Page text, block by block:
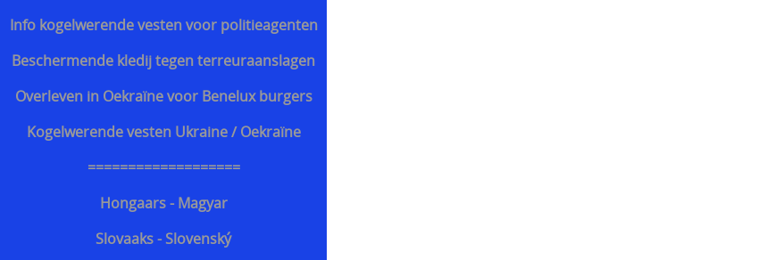
Info kogelwerende vesten voor politieagenten
Beschermende kledij tegen terreuraanslagen
Overleven in Oekraïne voor Benelux burgers
Kogelwerende vesten Ukraine / Oekraïne
===================
Hongaars - Magyar
Slovaaks - Slovenský